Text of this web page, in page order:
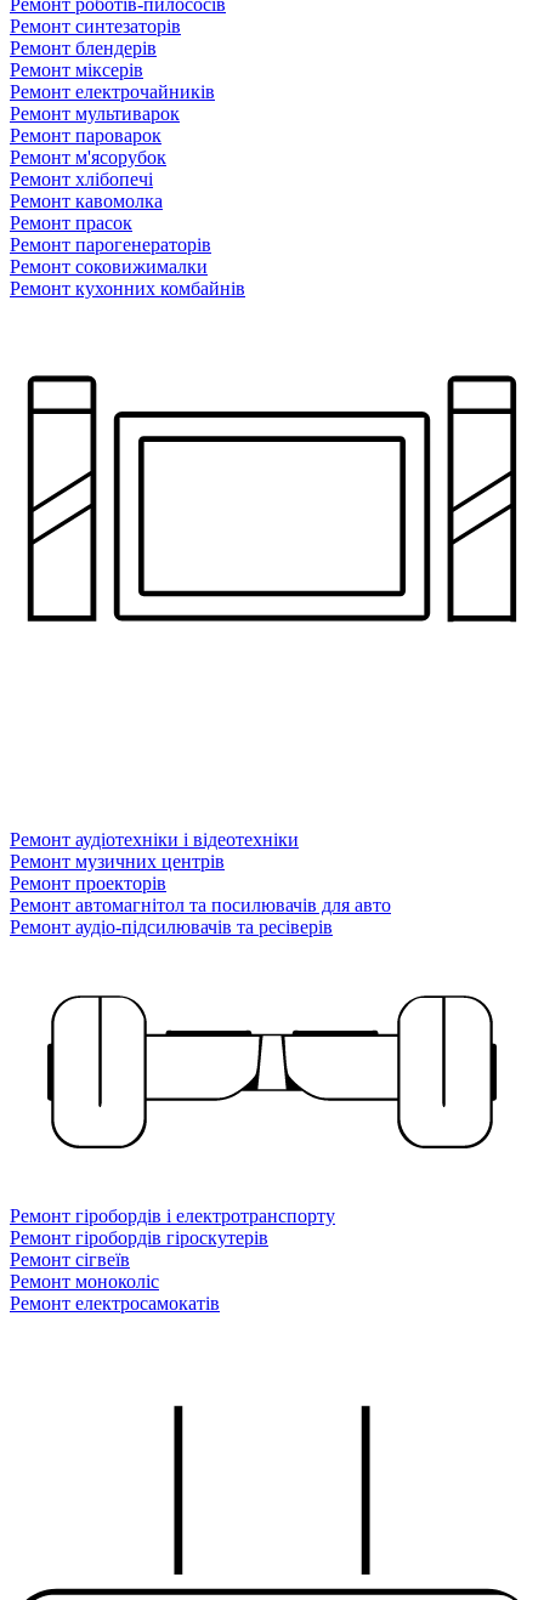
Ремонт синтезаторів
Ремонт блендерiв
Ремонт мiксерiв
Ремонт електрочайників
Ремонт мультиварок
Ремонт пароварок
Ремонт м'ясорубок
Ремонт хлiбопечi
Ремонт кавомолка
Ремонт прасок
Ремонт парогенераторiв
Ремонт соковижималки
Ремонт кухонних комбайнів
Ремонт аудіотехніки і відеотехніки
Ремонт музичних центрів
Ремонт проекторів
Ремонт автомагнітол та посилювачів для авто
Ремонт аудіо-підсилювачів та ресіверів
Ремонт гіробордів і електротранспорту
Ремонт гіробордів гіроскутерів
Ремонт сігвеїв
Ремонт моноколіс
Ремонт електросамокатів